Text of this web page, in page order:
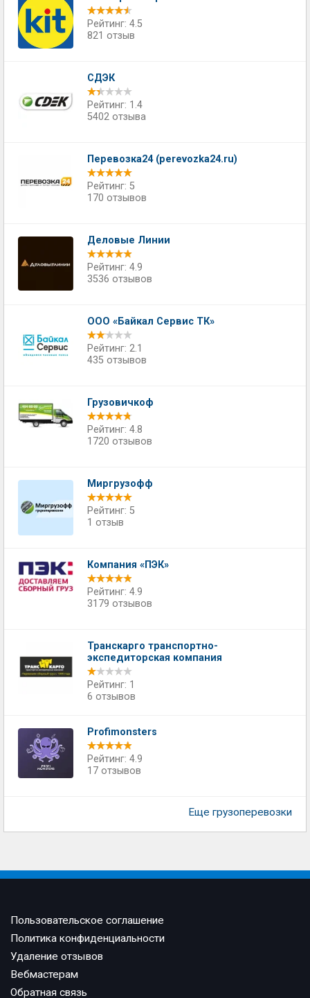
Рейтинг: 4.5
821 отзыв
СДЭК
Рейтинг: 1.4
5402 отзыва
Перевозка24 (perevozka24.ru)
Рейтинг: 5
170 отзывов
Деловые Линии
Рейтинг: 4.9
3536 отзывов
ООО «Байкал Сервис ТК»
Рейтинг: 2.1
435 отзывов
Грузовичкоф
Рейтинг: 4.8
1720 отзывов
Миргрузофф
Рейтинг: 5
1 отзыв
Компания «ПЭК»
Рейтинг: 4.9
3179 отзывов
Транскарго транспортно-
экспедиторская компания
Рейтинг: 1
6 отзывов
Profimonsters
Рейтинг: 4.9
17 отзывов
Еще грузоперевозки
Пользовательское соглашение
Политика конфиденциальности
Удаление отзывов
Вебмастерам
Обратная связь